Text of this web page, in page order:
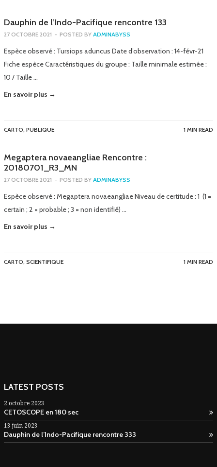
Dauphin de l’Indo-Pacifique rencontre 133
27 OCTOBRE 2021 - POSTED BY ADMINABYSS
Espèce observé : Tursiops aduncus Date d’observation : 14-févr-21
Fiche espèce Caractéristiques du groupe : Taille minimale estimée :
10 / Taille …
En savoir plus →
CARTO, PUBLIQUE 1 MIN READ
Megaptera novaeangliae Rencontre :
20180701_R3_MN
27 OCTOBRE 2021 - POSTED BY ADMINABYSS
Espèce observé : Megaptera novaeangliae Niveau de certitude : 1 (1 =
certain ; 2 = probable ; 3 = non identifié) …
En savoir plus →
CARTO, SCIENTIFIQUE 1 MIN READ
LATEST POSTS
2 octobre 2023
CETOSCOPE en 180 sec
13 juin 2023
Dauphin de l’Indo-Pacifique rencontre 333